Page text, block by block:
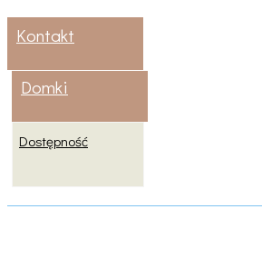
Kontakt
Domki
Dostępność